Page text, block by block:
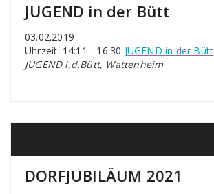
JUGEND in der Bütt
03.02.2019
Uhrzeit: 14:11 - 16:30 JUGEND in der Bütt
JUGEND i,d.Bütt, Wattenheim
DORFJUBILÄUM 2021